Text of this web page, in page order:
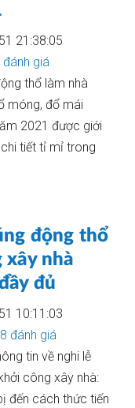
21:38:05
đánh giá
thổ làm nhà
móng, đổ mái
2021 được giới
tiết tỉ mỉ trong
động thổ
xây nhà
đủ
10:11:03
đánh giá
tin về nghi lễ
công xây nhà:
đến cách thức tiến